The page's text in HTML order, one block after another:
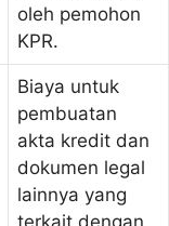
oleh pemohon
KPR.
Biaya untuk
pembuatan
akta kredit dan
dokumen legal
lainnya yang